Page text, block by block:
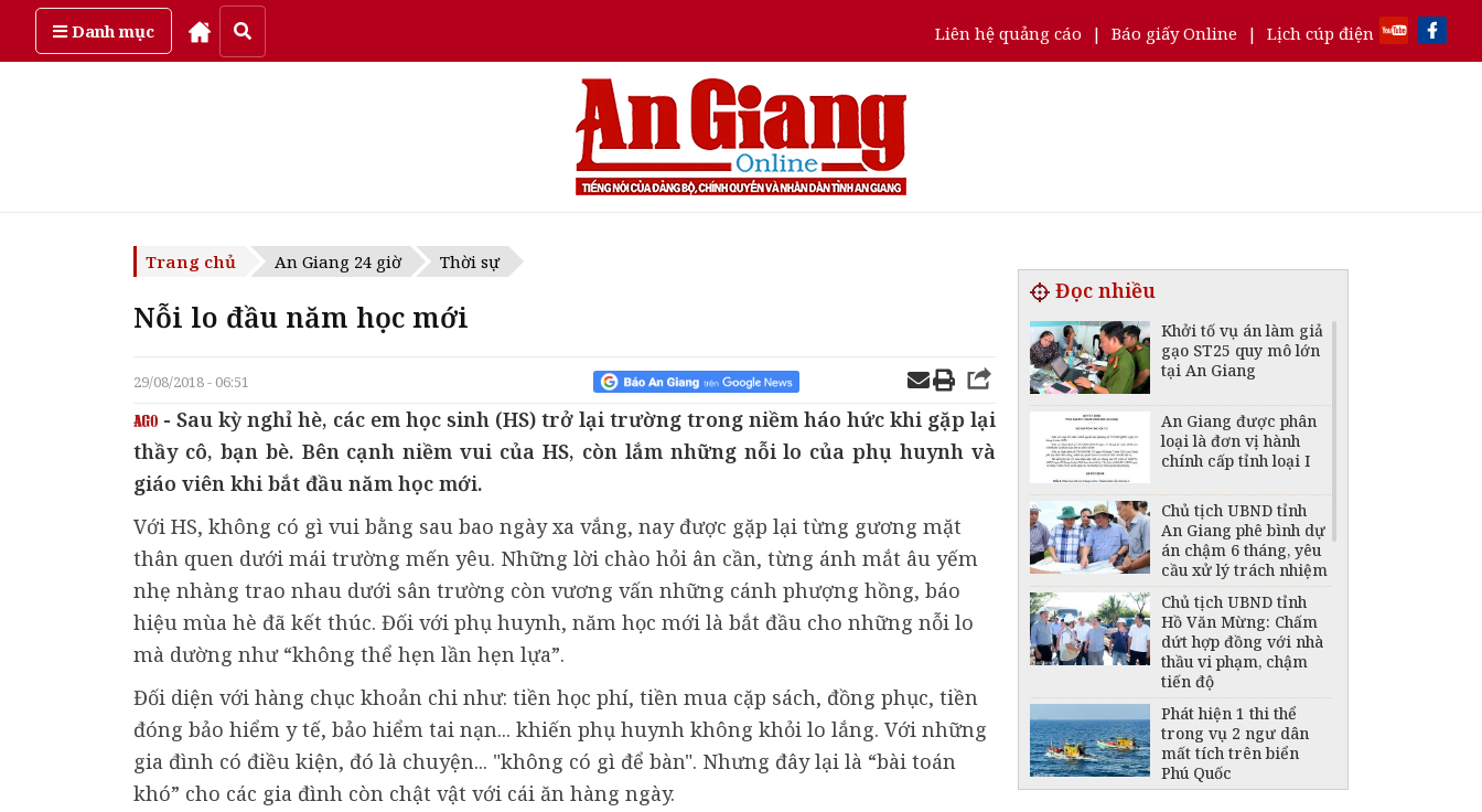
Danh mục Liên hệ quảng cáo | Báo giấy Online | Lịch cúp điện
Thứ bảy, ngày 8/08/2026
Trang chủ An Giang 24 giờ Thời sự
Nỗi lo đầu năm học mới
29/08/2018 - 06:51
- Sau kỳ nghỉ hè, các em học sinh (HS) trở lại trường trong niềm háo hức khi gặp lại
thầy cô, bạn bè. Bên cạnh niềm vui của HS, còn lắm những nỗi lo của phụ huynh và
giáo viên khi bắt đầu năm học mới.
Với HS, không có gì vui bằng sau bao ngày xa vắng, nay được gặp lại từng gương mặt
thân quen dưới mái trường mến yêu. Những lời chào hỏi ân cần, từng ánh mắt âu yếm
nhẹ nhàng trao nhau dưới sân trường còn vương vấn những cánh phượng hồng, báo
hiệu mùa hè đã kết thúc. Đối với phụ huynh, năm học mới là bắt đầu cho những nỗi lo
mà dường như “không thể hẹn lần hẹn lựa”.
Đối diện với hàng chục khoản chi như: tiền học phí, tiền mua cặp sách, đồng phục, tiền
đóng bảo hiểm y tế, bảo hiểm tai nạn... khiến phụ huynh không khỏi lo lắng. Với những
gia đình có điều kiện, đó là chuyện... "không có gì để bàn". Nhưng đây lại là “bài toán
khó” cho các gia đình còn chật vật với cái ăn hàng ngày.
Đọc nhiều
Khởi tố vụ án làm giả
gạo ST25 quy mô lớn
tại An Giang
An Giang được phân
loại là đơn vị hành
chính cấp tỉnh loại I
Chủ tịch UBND tỉnh
An Giang phê bình dự
án chậm 6 tháng, yêu
cầu xử lý trách nhiệm
Chủ tịch UBND tỉnh
Hồ Văn Mừng: Chấm
dứt hợp đồng với nhà
thầu vi phạm, chậm
tiến độ
Phát hiện 1 thi thể
trong vụ 2 ngư dân
mất tích trên biển
Phú Quốc